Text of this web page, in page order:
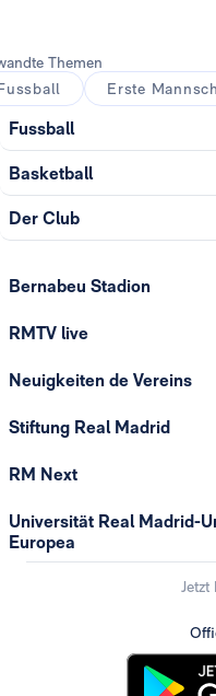
Themen
Erste
Fussball
Basketball
Der Club
Bernabeu Stadion
RMTV live
Neuigkeiten de Vereins
Stiftung Real Madrid
RM Next
Universität Real Madrid-
Europea
Jetzt